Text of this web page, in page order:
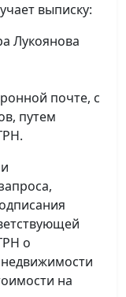
выписку:
Лукоянова
почте, с
путем
о
на